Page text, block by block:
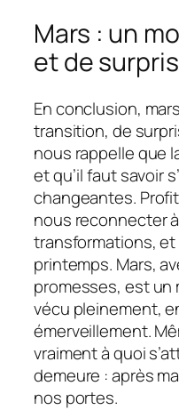
Mars : un
et de
En conclusion,
transition, de
nous rappelle que
et qu’il faut savoir
changeantes.
nous reconnecter
transformations, et
printemps. Mars,
promesses, est un
vécu pleinement,
émerveillement.
vraiment à quoi
demeure : après
nos portes.